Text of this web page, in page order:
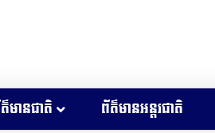
មានជាតិ ព័ត៌មានអន្តរជាតិ